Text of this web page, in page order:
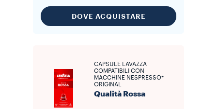
DOVE ACQUISTARE
CAPSULE LAVAZZA
COMPATIBILI CON
MACCHINE NESPRESSO*
ORIGINAL
Qualità Rossa